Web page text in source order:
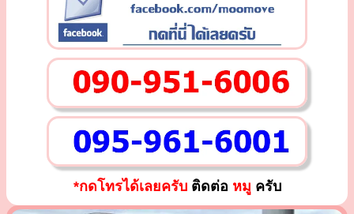
*กดโทรได้เลยครับติดต่อ หมู ครับ